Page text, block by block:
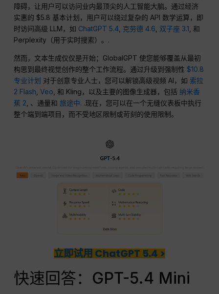
障碍，让用户可以访问业内最顶尖的人工智能大脑。通过经济
实惠的 $5.8 基本计划，用户可以绕过复杂的 API 数学运算，即
时访问高级 LLM，如 ChatGPT 5.4 克劳德 4.6 双子座 3.1 , 和
Perplexity（用于实时搜索）。.
然而，文本生成仅仅是开始；GlobalGPT 使您能够覆盖从最初
构思到最终视觉创作的整个工作流程。通过升级到强制性$10.8
专业计划 对于创意专业人士，您可以解锁高级视频 AI，如 索拉
2 Flash ,Veo , 和 Kling，以及主要的图像生成器，包括 纳米香
蕉 2 , 、通量和 旅途中. .现在，您可以在一个无缝仪表板中执行
整个端到端项目，而不受地区限制或苛刻的使用限制。
立即试用 ChatGPT 5.4 >
快速回答：GPT-5.4 Mini